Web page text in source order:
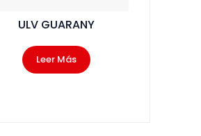
ULV GUARANY
Leer Más